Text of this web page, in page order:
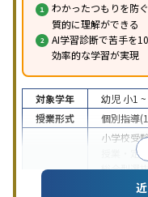
わかったつもりを防
質的に理解ができる
AI学習診断で苦手を
効率的な学習が実現
対象学年 幼児 小1
授業形式
個別指導
小学校受
授業・定
総合型選
国公